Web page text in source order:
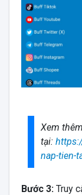
Xem
tại:
nap-tien-
Bước 3: Truy